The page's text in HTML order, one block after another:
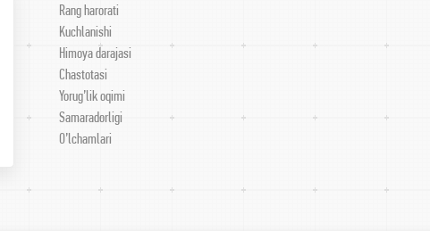
Rang harorati
Kuchlanishi
Himoya darajasi
Chastotasi
Yorug’lik oqimi
Samaradorligi
O’lchamlari